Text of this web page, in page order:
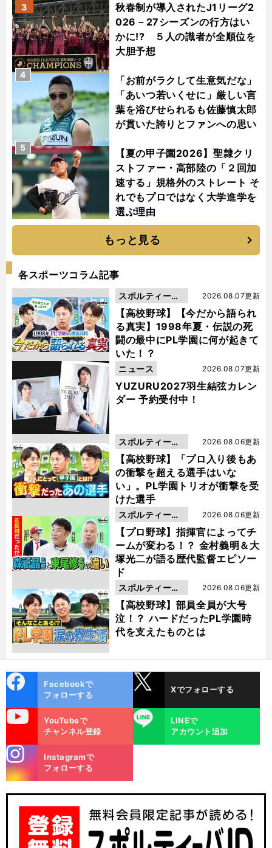
秋春制が導入されたJ1リーグ2
026－27シーズンの行方はい
かに!? ５人の識者が全順位を
大胆予想
3
「お前がラクして生意気だな」
「あいつ若いくせに」厳しい言
葉を浴びせられるも佐藤慎太郎
が貫いた誇りとファンへの思い
4
【夏の甲子園2026】聖隷クリ
ストファー・高部陸の「２回加
速する」規格外のストレート そ
れでもプロではなく大学進学を
選ぶ理由
5
もっと見る
各スポーツコラム記事
【高校野球】【今だから語られ
る真実】1998年夏・伝説の死
闘の最中にPL学園に何が起きて
いた！？
2026.08.07更新
スポルティーバ
動画
YUZURU2027羽生結弦カレン
ダー 予約受付中！
2026.08.07更新
ニュース
【高校野球】「プロ入り後もあ
の衝撃を超える選手はいな
い」。PL学園トリオが衝撃を受
けた選手
2026.08.06更新
スポルティーバ
動画
【プロ野球】指揮官によってチ
ームが変わる！？ 金村義明＆大
塚光二が語る歴代監督エピソー
ド
2026.08.06更新
スポルティーバ
動画
【高校野球】部員全員が大号
泣！？ ハードだったPL学園時
代を支えたものとは
2026.08.06更新
スポルティーバ
動画
ok
Facebookで
フォローする
Xでフォローする
YouTubeで
チャンネル登録
LINE
LINEで
アカウント追加
m
Instagramで
フォローする